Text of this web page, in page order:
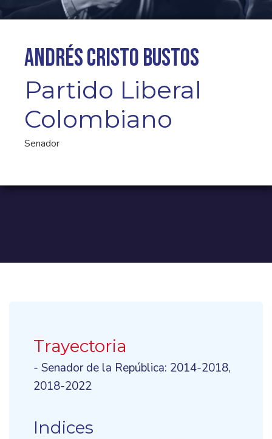
Andrés Cristo Bustos
Partido Liberal
Colombiano
Senador
Trayectoria
- Senador de la República: 2014-2018,
2018-2022
Indices